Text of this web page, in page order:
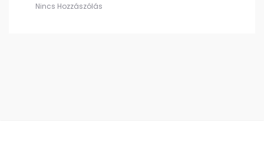
Nincs Hozzászólás